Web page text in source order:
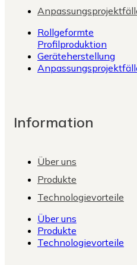
Rollgeformte
Profilproduktion
Geräteherstellung
Information
Über uns
Produkte
Technologievorteile
Über uns
Produkte
Technologievorteile